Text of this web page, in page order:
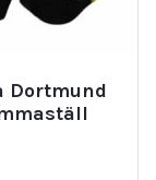
Dortmund